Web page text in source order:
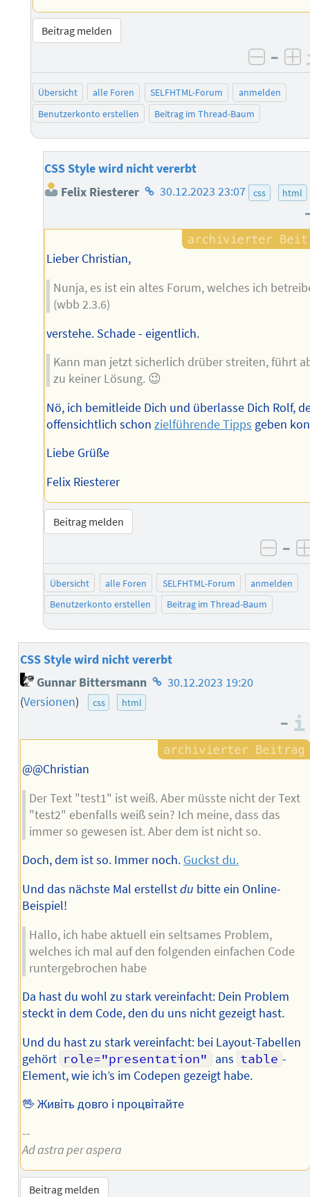
Beitrag melden
–
Übersicht alle Foren SELFHTML-Forum
anmelden
Benutzerkonto erstellen
Beitrag im Thread-Baum
CSS Style wird nicht vererbt
Felix Riesterer Homepage
Autors
30.12.2023 23:07 css html
Lieber Christian,
Nunja, es ist ein altes Forum, welches ich
(wbb 2.3.6)
verstehe. Schade - eigentlich.
Kann man jetzt sicherlich drüber streiten, führt
zu keiner Lösung. 😉
Nö, ich bemitleide Dich und überlasse Dich Rolf,
offensichtlich schonzielführende Tipps geben
Liebe Grüße
Felix Riesterer
Beitrag melden
–
Übersicht alle Foren SELFHTML-Forum
anmelden
Benutzerkonto erstellen
Beitrag im Thread-Baum
CSS Style wird nicht vererbt
Gunnar Bittersmann Homepage
30.12.2023 19:20
(Versionen) css html
–
@@Christian
Der Text "test1" ist weiß. Aber müsste nicht der Text
"test2" ebenfalls weiß sein? Ich meine, dass das
immer so gewesen ist. Aber dem ist nicht so.
Doch, dem ist so. Immer noch. Guckst du.
Und das nächste Mal erstellstdu bitte ein Online-
Beispiel!
Hallo, ich habe aktuell ein seltsames Problem,
welches ich mal auf den folgenden einfachen Code
runtergebrochen habe
Da hast du wohl zu stark vereinfacht: Dein Problem
steckt in dem Code, den du uns nicht gezeigt hast.
Und du hast zu stark vereinfacht: bei Layout-Tabellen
gehört role="presentation" ans table -
Element, wie ich’s im Codepen gezeigt habe.
🖖 Живіть довго і процвітайте
--
Ad astra per aspera
Beitrag melden